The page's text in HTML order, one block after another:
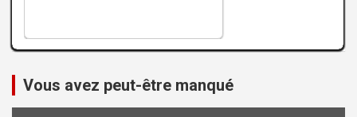
Vous avez peut-être manqué